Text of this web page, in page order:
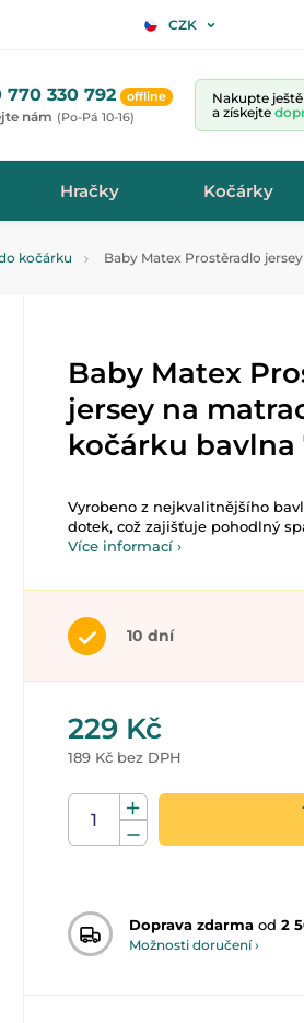
CZK
770 330 792 offline
nám (Po-Pá 10-16)
Nakupte ještě
a získejte
Hračky Kočárky
kočárku Baby Matex Prostěradlo
Baby Matex
jersey na
kočárku bavlna
Vyrobeno z nejkvalitnějšího
dotek, což zajišťuje pohodlný
Více informací ›
10 dní
229 Kč
189 Kč bez DPH
Doprava zdarma od 2
Možnosti doručení ›